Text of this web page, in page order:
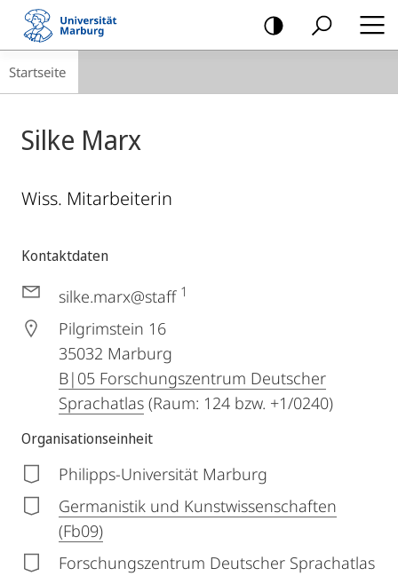
Mobile-
Navigation
Navigation
Startseite
Silke Marx
Wiss. Mitarbeiterin
Kontaktdaten
silke.marx@staff 1
Pilgrimstein 16
35032 Marburg
B|05 Forschungszentrum Deutscher
Sprachatlas (Raum: 124 bzw. +1/0240)
Organisationseinheit
Philipps-Universität Marburg
Germanistik und Kunstwissenschaften
(Fb09)
Forschungszentrum Deutscher Sprachatlas